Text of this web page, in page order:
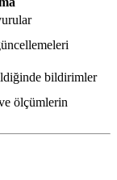
bildirimler
ölçümlerin